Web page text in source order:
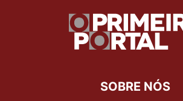
SOBRE NÓS